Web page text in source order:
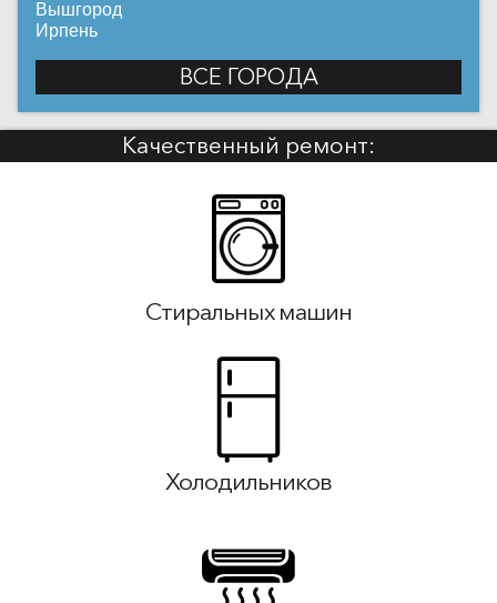
Вышгород
Ирпень
ВСЕ ГОРОДА
Качественный ремонт:
Стиральных машин
Холодильников